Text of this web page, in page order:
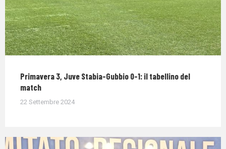
Primavera 3, Juve Stabia-Gubbio 0-1: il tabellino del
match
22 Settembre 2024